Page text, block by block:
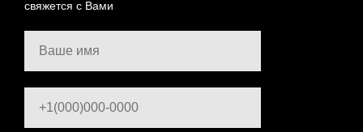
свяжется с Вами
Ваше имя
+1(000)000-0000